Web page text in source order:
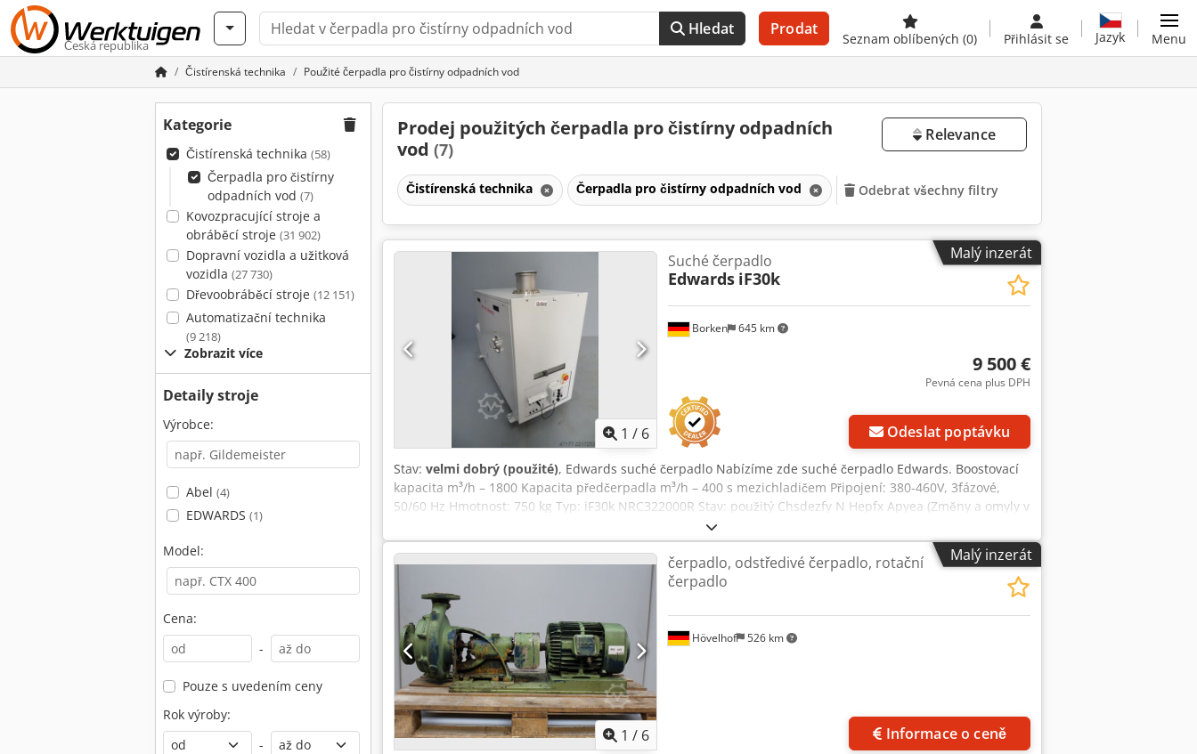
Česká republika
Hledat Prodat
Seznam oblíbených (0) Přihlásit se Jazyk Menu
Čistírenská technika Použité čerpadla pro čistírny odpadních vod
Kategorie
Čistírenská technika (58)
Čerpadla pro čistírny
odpadních vod (7)
Kovozpracující stroje a
obráběcí stroje (31 902)
Dopravní vozidla a užitková
vozidla (27 730)
Dřevoobráběcí stroje (12 151)
Automatizační technika
(9 218)
Zobrazit více
Detaily stroje
Výrobce:
Abel (4)
EDWARDS (1)
Model:
Cena:
-
Pouze s uvedením ceny
Rok výroby:
-
Prodej použitých čerpadla pro čistírny odpadních
vod (7)
Relevance
Čistírenská technika Čerpadla pro čistírny odpadních vod Odebrat všechny filtry
Malý inzerát
1 / 6
Borken 645 km
Suché čerpadlo
Edwards iF30k
9 500 €
Pevná cena plus DPH
Odeslat poptávku
Stav: velmi dobrý (použité), Edwards suché čerpadlo Nabízíme zde suché čerpadlo Edwards. Boostovací
kapacita m³/h – 1800 Kapacita předčerpadla m³/h – 400 s mezichladičem Připojení: 380-460V, 3fázové,
50/60 Hz Hmotnost: 750 kg Typ: iF30k NRC322000R Stav: použitý Chsdezfy N Hepfx Apyea (Změny a omyly v
technických údajích a informacích vyhrazeny!) Další dotazy Vám rádi zodpovíme telefonicky.
Malý inzerát
1 / 6
Hövelhof 526 km
čerpadlo, odstředivé čerpadlo, rotační
čerpadlo
Informace o ceně